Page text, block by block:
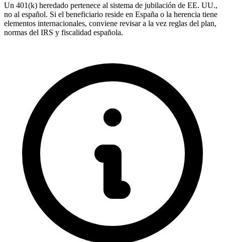
Un 401(k) heredado pertenece al sistema de jubilación de EE. UU.,
no al español. Si el beneficiario reside en España o la herencia tiene
elementos internacionales, conviene revisar a la vez reglas del plan,
normas del IRS y fiscalidad española.